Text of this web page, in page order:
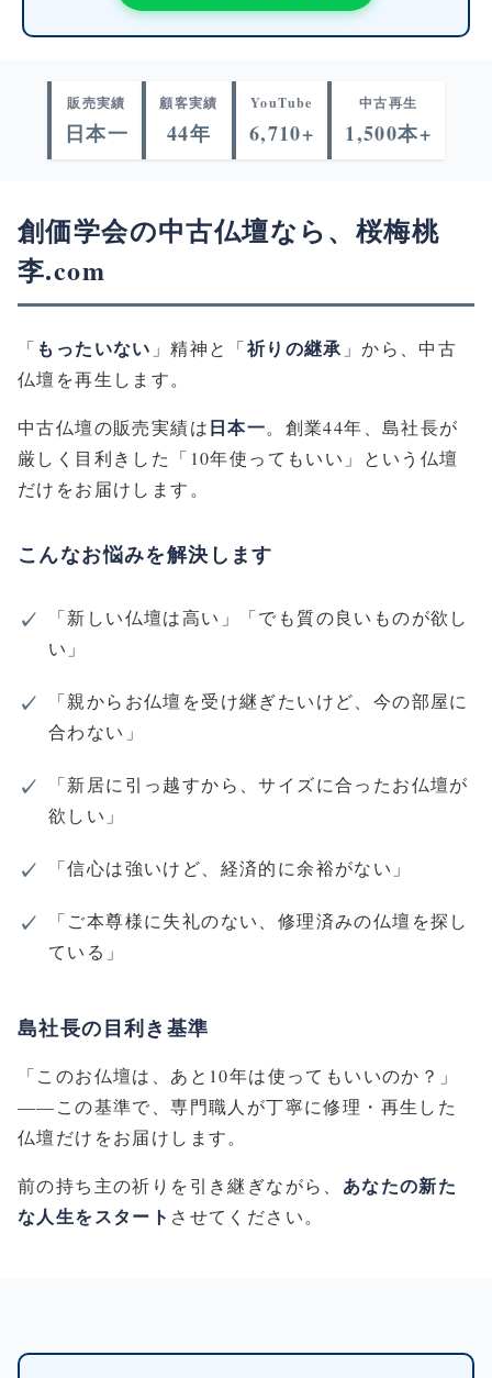
販売実績
日本一
顧客実績
44年
YouTube
6,710+
中古再生
1,500本+
創価学会の中古仏壇なら、桜梅桃
李.com
「 もったいない 」精神と「祈りの継承 」から、中古
仏壇を再生します。
中古仏壇の販売実績は日本一。創業44年、島社長が
厳しく目利きした「10年使ってもいい」という仏壇
だけをお届けします。
こんなお悩みを解決します
「新しい仏壇は高い」「でも質の良いものが欲し
い」
「親からお仏壇を受け継ぎたいけど、今の部屋に
合わない」
「新居に引っ越すから、サイズに合ったお仏壇が
欲しい」
「信心は強いけど、経済的に余裕がない」
「ご本尊様に失礼のない、修理済みの仏壇を探し
ている」
島社長の目利き基準
「このお仏壇は、あと10年は使ってもいいのか？」
——この基準で、専門職人が丁寧に修理・再生した
仏壇だけをお届けします。
前の持ち主の祈りを引き継ぎながら、 あなたの新た
な人生をスタート させてください。